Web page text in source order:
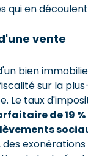
qui en
vente
bien
sur la
Le taux
de 19